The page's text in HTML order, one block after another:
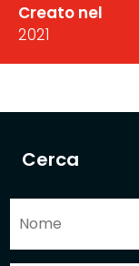
Cerca
Creato nel
2021